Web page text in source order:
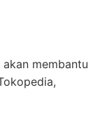
membantu